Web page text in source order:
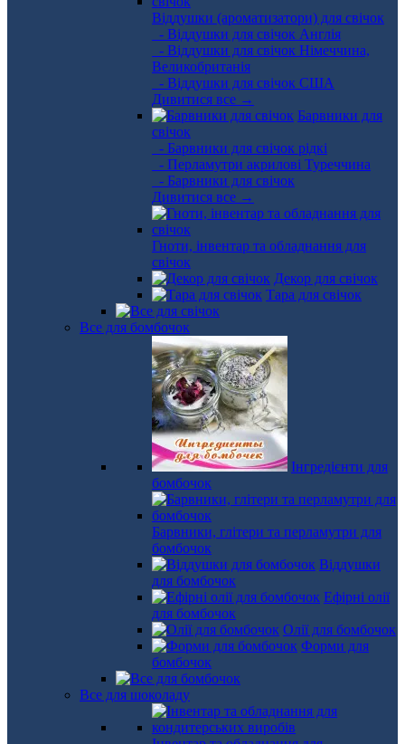
Віддушки (ароматизатори) для свічок
- Віддушки для свічок Англія
- Віддушки для свічок Німеччина,
Великобританія
- Віддушки для свічок США
Дивитися все →
Барвники для
свічок
- Барвники для свічок рідкі
- Перламутри акрилові Туреччина
- Барвники для свічок
Дивитися все →
Гноти, інвентар та обладнання для
свічок
Декор для свічок
Тара для свічок
Все для бомбочок
Інгредієнти для
бомбочок
Барвники, глітери та перламутри для
бомбочок
Віддушки
для бомбочок
Ефірні олії
для бомбочок
Олії для бомбочок
Форми для
бомбочок
Все для шоколаду